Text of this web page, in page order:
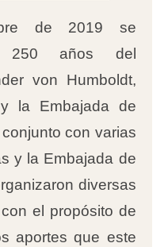
de 2019 se
250 años del
von Humboldt,
y la Embajada de
con varias
y la Embajada de
diversas
el propósito de
aportes que este